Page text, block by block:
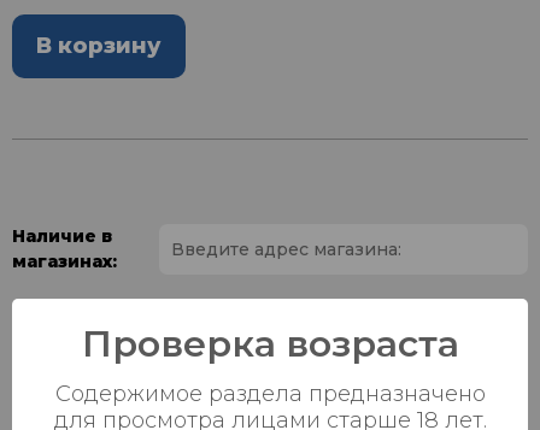
В корзину
Наличие в
магазинах:
Ваш город:
Батыршина 20Б
23:00
8 шт.
Проверка возраста
Содержимое раздела предназначено
для просмотра лицами старше 18 лет.